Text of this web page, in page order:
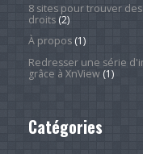
8 sites pour trouver
droits(2)
À propos(1)
Redresser une série
grâce à XnView(1)
Catégories